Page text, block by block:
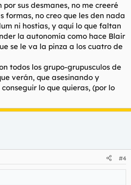
sus desmanes, no me creeré
formas, no creo que les den nada
ni hostias, y aquí lo que faltan
la autonomía como hace Blair
se le va la pinza a los cuatro de
todos los grupo-grupusculos de
verán, que asesinando y
lo que quieras, (por lo
#4